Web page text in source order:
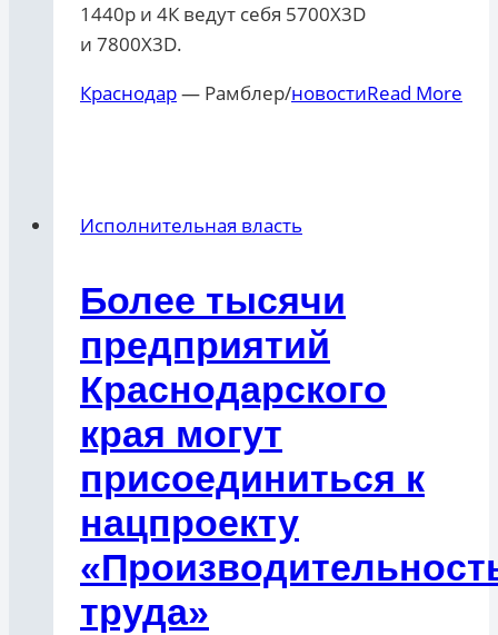
1440р и 4К ведут себя 5700Х3D
и 7800Х3D.
Краснодар— Рамблер/новостиRead More
Исполнительная власть
Более тысячи
предприятий
Краснодарского
края могут
присоединиться к
нацпроекту
труда»